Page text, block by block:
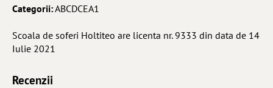
Categorii:ABCDCEA1
Scoala de soferi Holtiteo are licenta nr. 9333 din data de 14
Iulie 2021
Recenzii